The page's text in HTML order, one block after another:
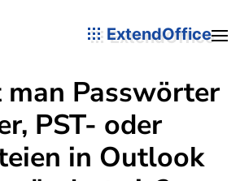
ExtendOffice
Passwörter
PST- oder
in Outlook